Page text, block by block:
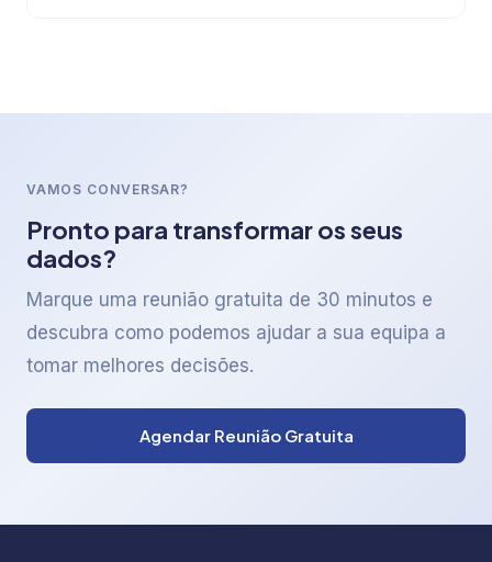
VAMOS CONVERSAR?
Pronto para transformar os seus
dados?
Marque uma reunião gratuita de 30 minutos e
descubra como podemos ajudar a sua equipa a
tomar melhores decisões.
Agendar Reunião Gratuita